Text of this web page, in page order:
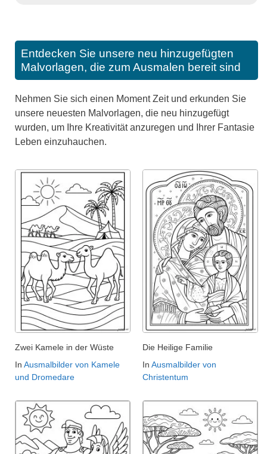
Entdecken Sie unsere neu hinzugefügten
Malvorlagen, die zum Ausmalen bereit sind
Nehmen Sie sich einen Moment Zeit und erkunden Sie
unsere neuesten Malvorlagen, die neu hinzugefügt
wurden, um Ihre Kreativität anzuregen und Ihrer Fantasie
Leben einzuhauchen.
Zwei Kamele in der Wüste
In Ausmalbilder von Kamele
und Dromedare
Die Heilige Familie
In Ausmalbilder von
Christentum